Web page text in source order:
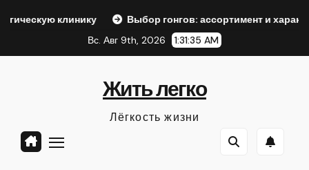
Выбор гонгов: ассортимент и характеристики
Вс. Авг 9th, 2026
1:31:36 AM
Жить легко
Лёгкость жизни